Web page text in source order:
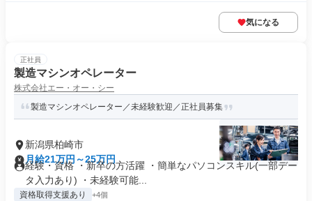
気になる
正社員
製造マシンオペレーター
株式会社エー・オー・シー
製造マシンオペレーター／未経験歓迎／正社員募集
新潟県柏崎市
月給21万円～25万円
経験・資格 ・新卒の方活躍 ・簡単なパソコンスキル(一部デー
タ入力あり) ・未経験可能...
資格取得支援あり +4個